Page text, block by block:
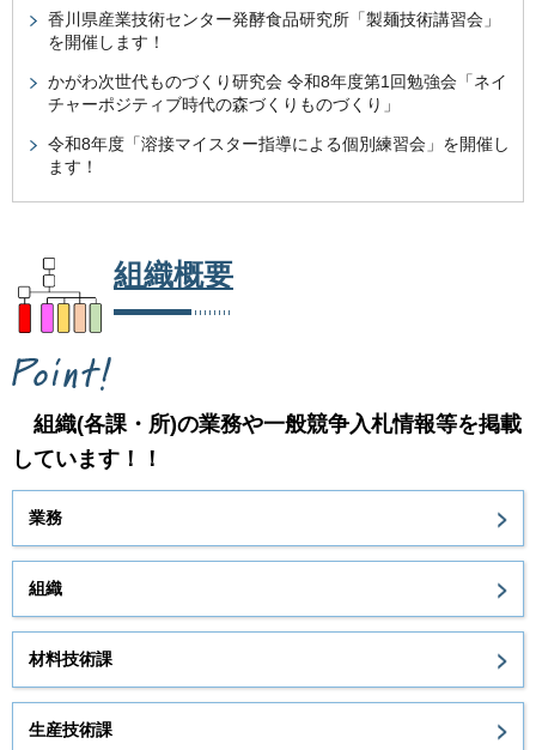
香川県産業技術センター発酵食品研究所「製麺技術講習会」
を開催します！
かがわ次世代ものづくり研究会 令和8年度第1回勉強会「ネイ
チャーポジティブ時代の森づくりものづくり」
令和8年度「溶接マイスター指導による個別練習会」を開催し
ます！
組織概要
組織(各課・所)の業務や一般競争入札情報等を掲載
しています！！
業務
組織
材料技術課
生産技術課